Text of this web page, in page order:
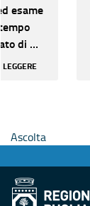
esame
di n.
D per
Ascolta